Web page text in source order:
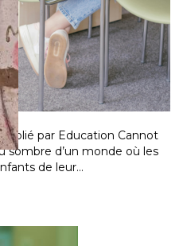
de la guerre, des
déplacements de
par Education Cannot
sombre d’un monde où les
de leur…